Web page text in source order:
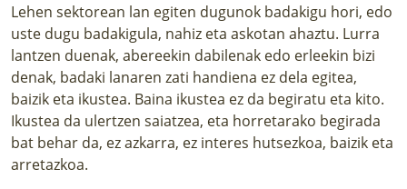
Lehen sektorean lan egiten dugunok badakigu hori, edo
uste dugu badakigula, nahiz eta askotan ahaztu. Lurra
lantzen duenak, abereekin dabilenak edo erleekin bizi
denak, badaki lanaren zati handiena ez dela egitea,
baizik eta ikustea. Baina ikustea ez da begiratu eta kito.
Ikustea da ulertzen saiatzea, eta horretarako begirada
bat behar da, ez azkarra, ez interes hutsezkoa, baizik eta
arretazkoa.